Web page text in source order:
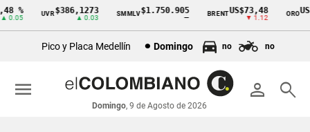
Cintillo
económicos
Colombia
% UVR$386,1273
▲ 0.03
SMMLV$1.750.905 BRENTUS$73,48
▼ 1.12
ORO
Pico y Placa Medellín Domingo no no
person search
Domingo, 9 de Agosto de 2026
menu